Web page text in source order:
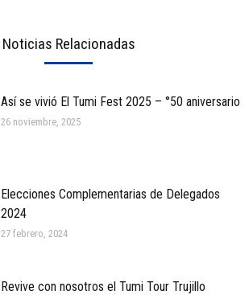
Noticias Relacionadas
Así se vivió El Tumi Fest 2025 – °50 aniversario
26 noviembre, 2025
Elecciones Complementarias de Delegados
2024
27 febrero, 2024
Revive con nosotros el Tumi Tour Trujillo